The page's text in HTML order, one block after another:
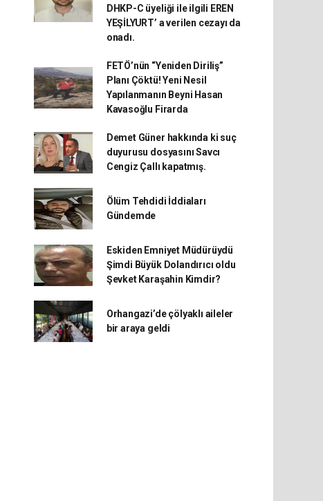
DHKP-C üyeliği ile ilgili EREN
YEŞİLYURT’ a verilen cezayı da
onadı.
FETÖ’nün “Yeniden Diriliş”
Planı Çöktü! Yeni Nesil
Yapılanmanın Beyni Hasan
Kavasoğlu Firarda
Demet Güner hakkında ki suç
duyurusu dosyasını Savcı
Cengiz Çallı kapatmış.
Ölüm Tehdidi İddiaları
Gündemde
Eskiden Emniyet Müdürüydü
Şimdi Büyük Dolandırıcı oldu
Şevket Karaşahin Kimdir?
Orhangazi’de çölyaklı aileler
bir araya geldi